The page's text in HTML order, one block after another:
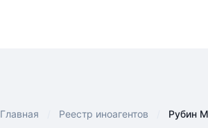
Главная Реестр иноагентов Рубин